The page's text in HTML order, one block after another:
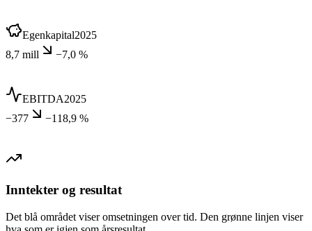
Egenkapital2025
8,7 mill
−7,0 %
EBITDA2025
−377
−118,9 %
Inntekter og resultat
Det blå området viser omsetningen over tid. Den grønne linjen viser